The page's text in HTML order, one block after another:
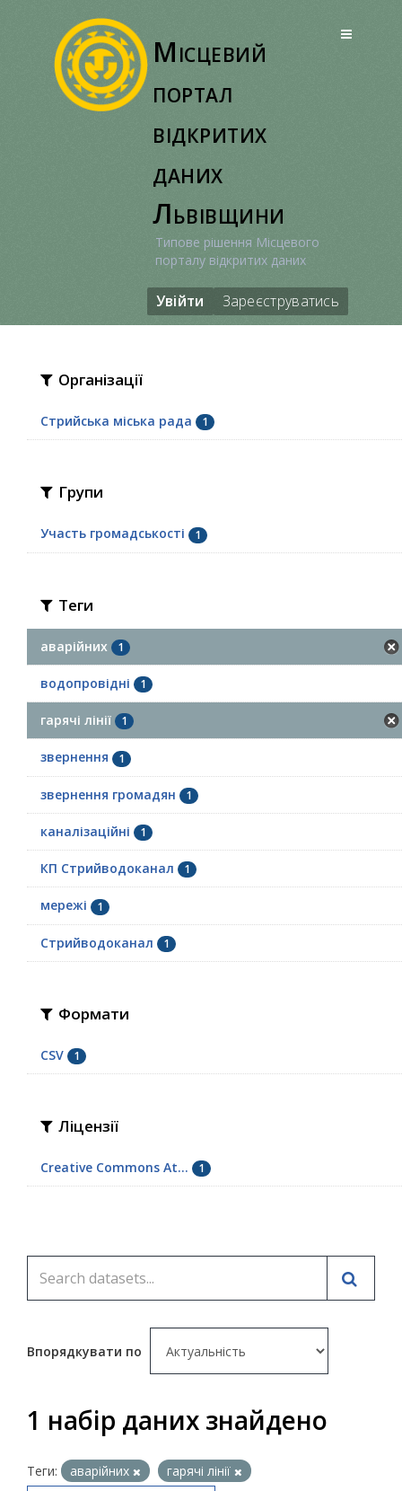
Місцевий
портал
відкритих
даних
Львівщини
Типове рішення Місцевого
порталу відкритих даних
Увійти Зареєструватись
Організації
Стрийська міська рада 1
Групи
Участь громадськості 1
Теги
аварійних 1
водопровідні 1
гарячі лінії 1
звернення 1
звернення громадян 1
каналізаційні 1
КП Стрийводоканал 1
мережі 1
Стрийводоканал 1
Формати
CSV 1
Ліцензії
Creative Commons At... 1
Впорядкувати по
1 набір даних знайдено
Теги: аварійних
гарячі лінії